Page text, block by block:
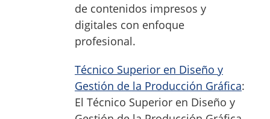
de contenidos impresos y
digitales con enfoque
profesional.
Técnico Superior en Diseño y
Gestión de la Producción Gráfica:
El Técnico Superior en Diseño y